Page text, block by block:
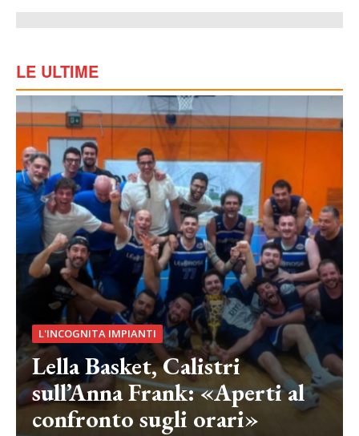
LE ULTIME
L'INCOGNITA IMPIANTI
Lella Basket, Calistri
sull’Anna Frank: «Aperti al
confronto sugli orari»